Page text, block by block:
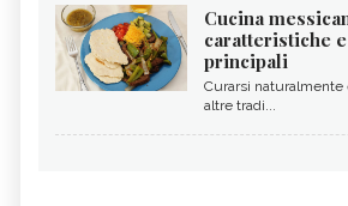
Cucina
caratteristiche
principali
Curarsi naturalmente
altre tradi...